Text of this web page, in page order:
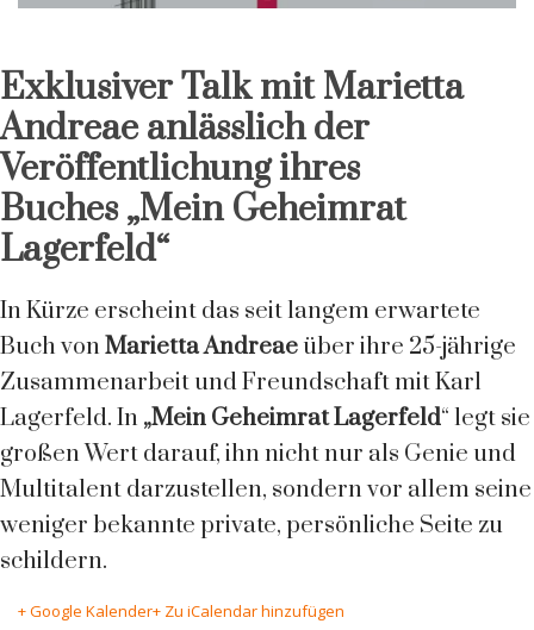
Exklusiver Talk mit Marietta
Andreae anlässlich der
Veröffentlichung ihres
Buches„Mein Geheimrat
Lagerfeld“
In Kürze erscheint das seit langem erwartete
Buch von Marietta Andreae über ihre 25-jährige
Zusammenarbeit und Freundschaft mit Karl
Lagerfeld. In „Mein Geheimrat Lagerfeld“ legt sie
großen Wert darauf, ihn nicht nur als Genie und
Multitalent darzustellen, sondern vor allem seine
weniger bekannte private, persönliche Seite zu
schildern.
+ Google Kalender+ Zu iCalendar hinzufügen